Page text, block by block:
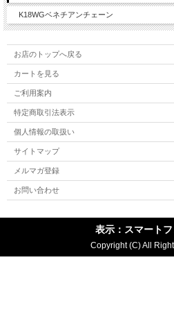
K18WGベネチアンチェーン
お店のトップへ戻る
カートを見る
ご利用案内
特定商取引法表示
個人情報の取扱い
サイトマップ
メルマガ登録
お問い合わせ
表示：スマートフ
Copyright (C) All